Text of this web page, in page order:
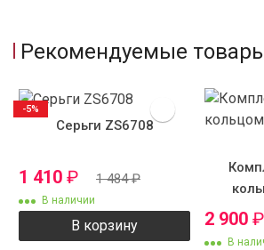
Рекомендуемые
Серьги ZS6708
1 410 ₽ 1 484₽
В наличии
В корзину
-5%
2 900 ₽
В